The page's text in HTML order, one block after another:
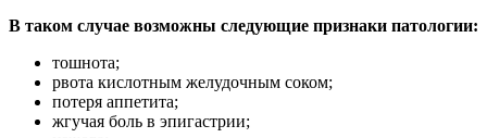
В таком случае возможны следующие признаки патологии:
тошнота;
рвота кислотным желудочным соком;
потеря аппетита;
жгучая боль в эпигастрии;